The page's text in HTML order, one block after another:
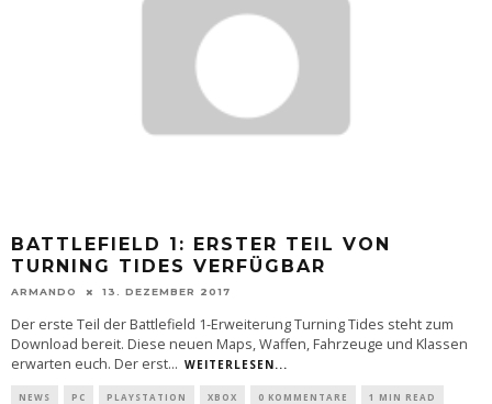
BATTLEFIELD 1: ERSTER TEIL VON
TURNING TIDES VERFÜGBAR
ARMANDO 13. DEZEMBER 2017
Der erste Teil der Battlefield 1-Erweiterung Turning Tides steht zum
Download bereit. Diese neuen Maps, Waffen, Fahrzeuge und Klassen
erwarten euch. Der erst... WEITERLESEN...
NEWS PC PLAYSTATION XBOX 0 KOMMENTARE 1 MIN READ